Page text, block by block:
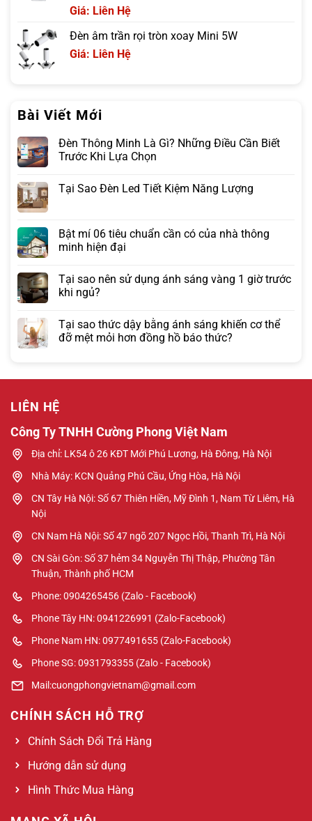
Giá: Liên Hệ
Đèn âm trần rọi tròn xoay Mini 5W
Giá: Liên Hệ
Bài Viết Mới
Đèn Thông Minh Là Gì? Những Điều Cần Biết
Trước Khi Lựa Chọn
Tại Sao Đèn Led Tiết Kiệm Năng Lượng
Bật mí 06 tiêu chuẩn cần có của nhà thông
minh hiện đại
Tại sao nên sử dụng ánh sáng vàng 1 giờ trước
khi ngủ?
Tại sao thức dậy bằng ánh sáng khiến cơ thể
đỡ mệt mỏi hơn đồng hồ báo thức?
LIÊN HỆ
Công Ty TNHH Cường Phong Việt Nam
Địa chỉ: LK54 ô 26 KĐT Mới Phú Lương, Hà Đông, Hà Nội
Nhà Máy: KCN Quảng Phú Cầu, Ứng Hòa, Hà Nội
CN Tây Hà Nội: Số 67 Thiên Hiền, Mỹ Đình 1, Nam Từ Liêm, Hà
Nội
CN Nam Hà Nội: Số 47 ngõ 207 Ngọc Hồi, Thanh Trì, Hà Nội
CN Sài Gòn: Số 37 hẻm 34 Nguyễn Thị Thập, Phường Tân
Thuận, Thành phố HCM
Phone: 0904265456 (Zalo - Facebook)
Phone Tây HN: 0941226991 (Zalo-Facebook)
Phone Nam HN: 0977491655 (Zalo-Facebook)
Phone SG: 0931793355 (Zalo - Facebook)
Mail:cuongphongvietnam@gmail.com
CHÍNH SÁCH HỖ TRỢ
Chính Sách Đổi Trả Hàng
Hướng dẫn sử dụng
Hình Thức Mua Hàng